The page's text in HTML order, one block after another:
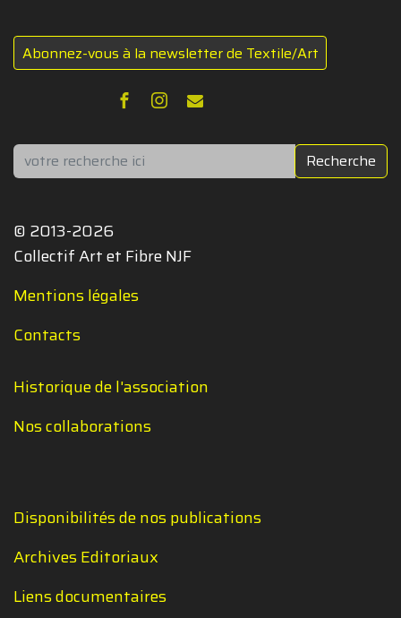
Abonnez-vous à la newsletter de Textile/Art
Rechercher Recherche
© 2013-2026
Collectif Art et Fibre NJF
Mentions légales
Contacts
Historique de l'association
Nos collaborations
Disponibilités de nos publications
Archives Editoriaux
Liens documentaires